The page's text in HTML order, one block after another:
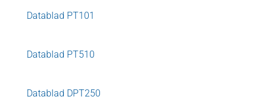
Datablad PT101
Datablad PT510
Datablad DPT250